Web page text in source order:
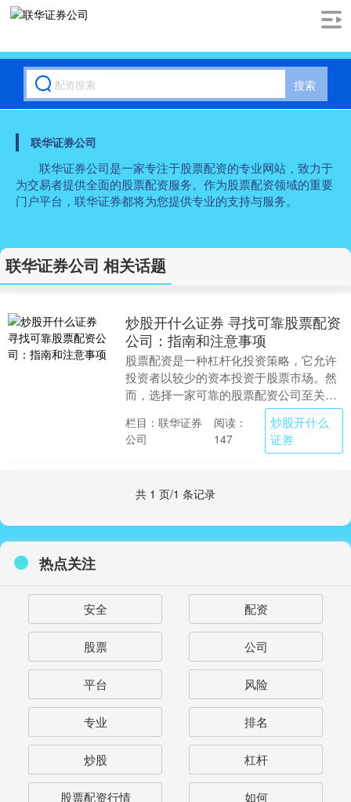
搜索
联华证券公司
联华证券公司是一家专注于股票配资的专业网站，致力于
为交易者提供全面的股票配资服务。作为股票配资领域的重要
门户平台，联华证券都将为您提供专业的支持与服务。
联华证券公司 相关话题
炒股开什么证券 寻找可靠股票配资
公司：指南和注意事项
股票配资是一种杠杆化投资策略，它允许
投资者以较少的资本投资于股票市场。然
而，选择一家可靠的股票配资公司至关重
要，以确保您的资金安全和投资成功。 选
择福建股票配资....
栏目：联华证券
公司
阅读：
147
炒股开什么
证券
共 1 页/1 条记录
热点关注
安全 配资
股票 公司
平台 风险
专业 排名
炒股 杠杆
股票配资行情 如何